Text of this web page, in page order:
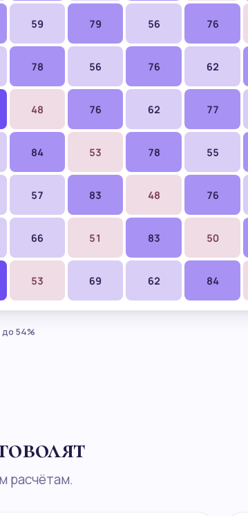
59 79 56 76
78 56 76 62
48 76 62 77
84 53 78 55
57 83 48 76
66 51 83 50
53 69 62 84
54%
расчётам.